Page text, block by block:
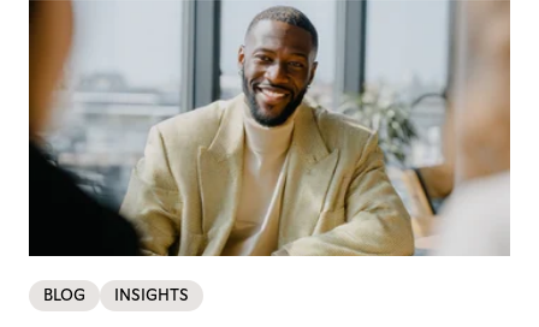
BLOG INSIGHTS